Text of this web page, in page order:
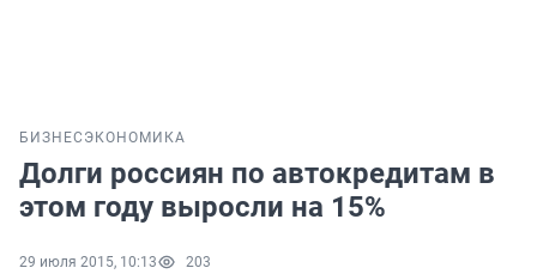
БИЗНЕС ЭКОНОМИКА
Долги россиян по автокредитам в
этом году выросли на 15%
29 июля 2015, 10:13 203